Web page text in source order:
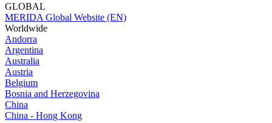
GLOBAL
MERIDA Global Website (EN)
Worldwide
Andorra
Argentina
Australia
Austria
Belgium
Bosnia and Herzegovina
China
China - Hong Kong